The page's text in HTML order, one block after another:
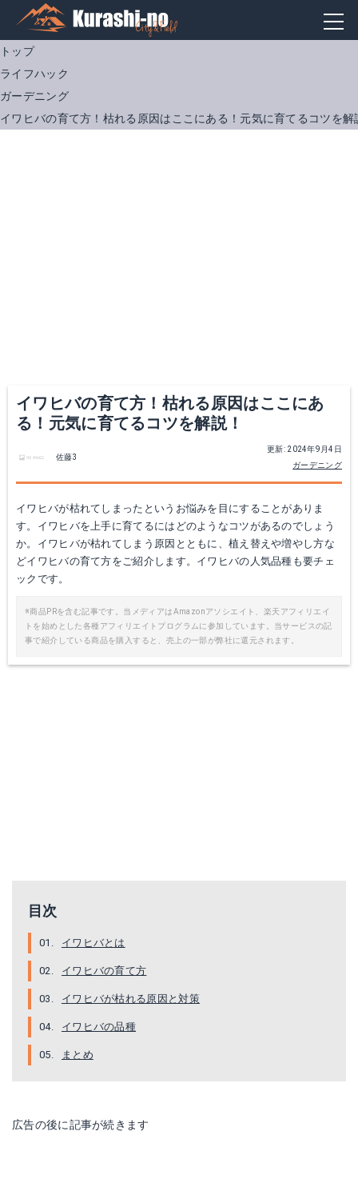
トップ
ライフハック
ガーデニング
イワヒバの育て方！枯れる原因はここにある！元気に育てるコツを解
イワヒバの育て方！枯れる原因はここにあ
る！元気に育てるコツを解説！
更新: 2024年9月4日
ガーデニング
佐藤3
イワヒバが枯れてしまったというお悩みを目にすることがありま
す。イワヒバを上手に育てるにはどのようなコツがあるのでしょう
か。イワヒバが枯れてしまう原因とともに、植え替えや増やし方な
どイワヒバの育て方をご紹介します。イワヒバの人気品種も要チェ
ックです。
※商品PRを含む記事です。当メディアはAmazonアソシエイト、楽天アフィリエイ
トを始めとした各種アフィリエイトプログラムに参加しています。当サービスの記
事で紹介している商品を購入すると、売上の一部が弊社に還元されます。
目次
イワヒバとは
イワヒバの育て方
イワヒバが枯れる原因と対策
イワヒバの品種
まとめ
広告の後に記事が続きます